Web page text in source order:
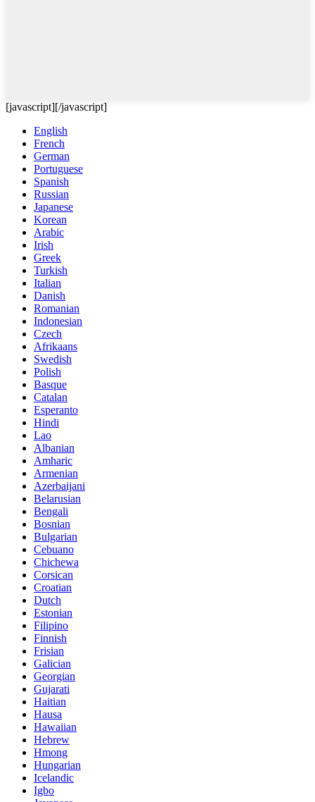
[javascript][/javascript]
English
French
German
Portuguese
Spanish
Russian
Japanese
Korean
Arabic
Irish
Greek
Turkish
Italian
Danish
Romanian
Indonesian
Czech
Afrikaans
Swedish
Polish
Basque
Catalan
Esperanto
Hindi
Lao
Albanian
Amharic
Armenian
Azerbaijani
Belarusian
Bengali
Bosnian
Bulgarian
Cebuano
Chichewa
Corsican
Croatian
Dutch
Estonian
Filipino
Finnish
Frisian
Galician
Georgian
Gujarati
Haitian
Hausa
Hawaiian
Hebrew
Hmong
Hungarian
Icelandic
Igbo